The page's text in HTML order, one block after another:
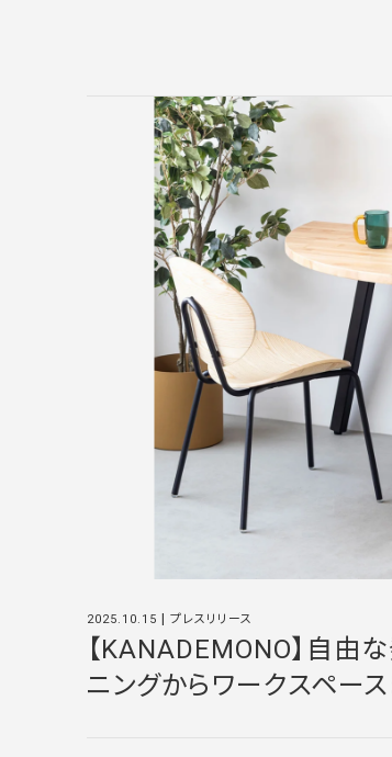
2025.10.15 |プレスリリース
【KANADEMONO】自由
ニングからワークスペー